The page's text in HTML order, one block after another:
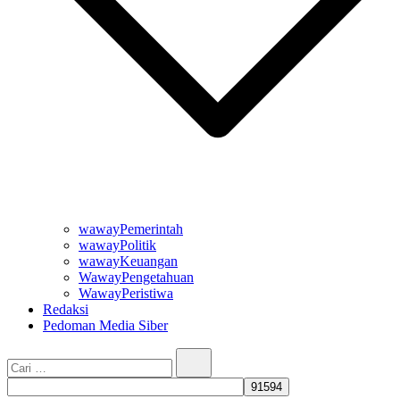
wawayPemerintah
wawayPolitik
wawayKeuangan
WawayPengetahuan
WawayPeristiwa
Redaksi
Pedoman Media Siber